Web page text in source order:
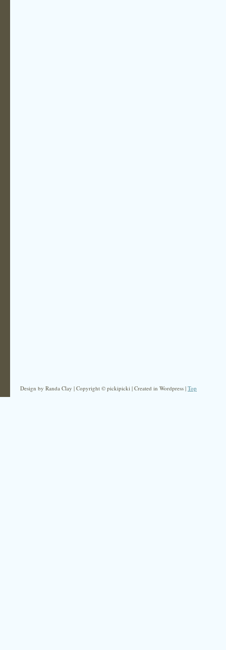
Design by Randa Clay | Copyright © pickipicki | Created in Wordpress | Top